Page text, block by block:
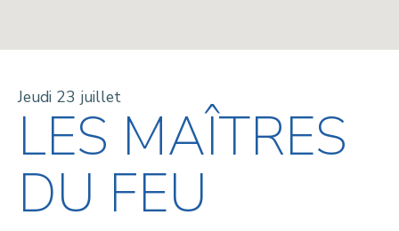
Jeudi 23 juillet
LES MAÎTRES
DU FEU